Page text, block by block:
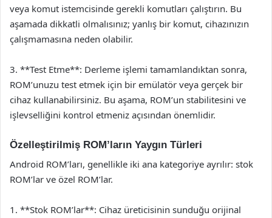
veya komut istemcisinde gerekli komutları çalıştırın. Bu
aşamada dikkatli olmalısınız; yanlış bir komut, cihazınızın
çalışmamasına neden olabilir.
3. **Test Etme**: Derleme işlemi tamamlandıktan sonra,
ROM’unuzu test etmek için bir emülatör veya gerçek bir
cihaz kullanabilirsiniz. Bu aşama, ROM’un stabilitesini ve
işlevselliğini kontrol etmeniz açısından önemlidir.
Özelleştirilmiş ROM’ların Yaygın Türleri
Android ROM’ları, genellikle iki ana kategoriye ayrılır: stok
ROM’lar ve özel ROM’lar.
1. **Stok ROM’lar**: Cihaz üreticisinin sunduğu orijinal